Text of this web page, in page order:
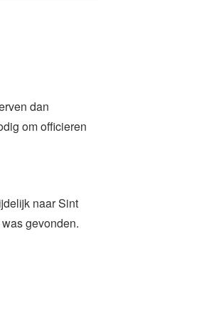
dan
om officieren
naar Sint
gevonden.